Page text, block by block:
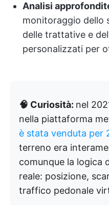
Analisi
monitoraggio dello
delle trattative e
personalizzati per
🧠 Curiosità: nel
nella piattaforma
è stata venduta per
terreno era
comunque la logica
reale: posizione,
traffico pedonale